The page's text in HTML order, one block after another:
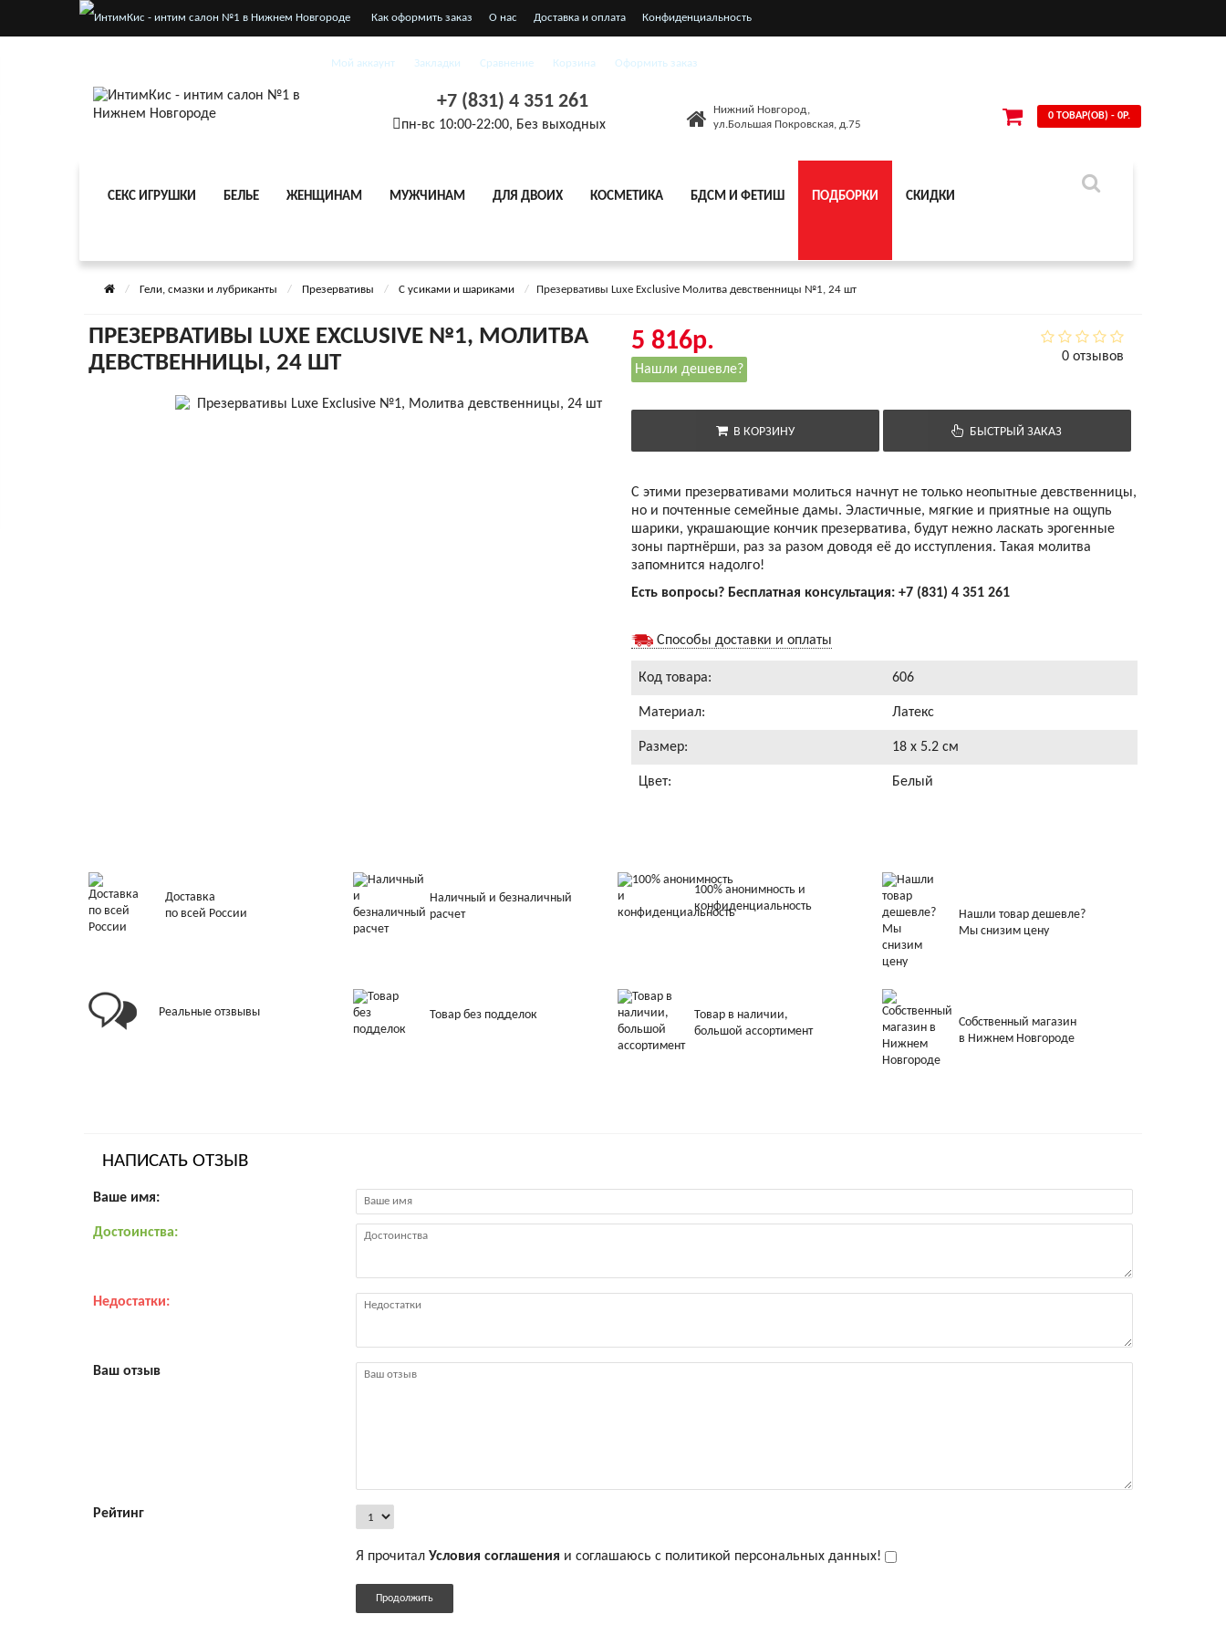
Как оформить заказ О нас Доставка и оплата Конфиденциальность
Мой аккаунт Закладки Сравнение Корзина Оформить заказ
+7 (831) 4 351 261
пн-вс 10:00-22:00, Без выходных
Нижний Новгород,
ул.Большая Покровская, д.75
0 ТОВАР(ОВ) - 0Р.
СЕКС ИГРУШКИ БЕЛЬЕ ЖЕНЩИНАМ МУЖЧИНАМ ДЛЯ ДВОИХ КОСМЕТИКА БДСМ И ФЕТИШ ПОДБОРКИ СКИДКИ
Гели, смазки и лубриканты Презервативы С усиками и шариками Презервативы Luxe Exclusive Молитва девственницы №1, 24 шт
ПРЕЗЕРВАТИВЫ LUXE EXCLUSIVE №1, МОЛИТВА
ДЕВСТВЕННИЦЫ, 24 ШТ
0 отзывов
5 816р.
Нашли дешевле?
В КОРЗИНУ БЫСТРЫЙ ЗАКАЗ
С этими презервативами молиться начнут не только неопытные девственницы,
но и почтенные семейные дамы. Эластичные, мягкие и приятные на ощупь
шарики, украшающие кончик презерватива, будут нежно ласкать эрогенные
зоны партнёрши, раз за разом доводя её до исступления. Такая молитва
запомнится надолго!
Есть вопросы? Бесплатная консультация: +7 (831) 4 351 261
Способы доставки и оплаты
Код товара: 606
Материал: Латекс
Размер: 18 x 5.2 см
Цвет: Белый
Доставка
по всей России
Наличный и безналичный
расчет
100% анонимность и
конфиденциальность
Нашли товар дешевле?
Мы снизим цену
Реальные отзвывы Товар без подделок
Товар в наличии,
большой ассортимент
Собственный магазин
в Нижнем Новгороде
НАПИСАТЬ ОТЗЫВ
Ваше имя:
Достоинства:
Недостатки:
Ваш отзыв
Рейтинг
Я прочитал Условия соглашения и соглашаюсь с политикой персональных данных!
Продолжить